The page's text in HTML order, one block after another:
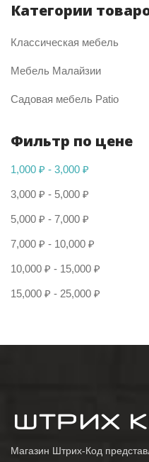
Категории
Классическая мебель
Мебель Малайзии
Садовая мебель Patio
Фильтр по цене
1,000 ₽ - 3,000 ₽
3,000 ₽ - 5,000 ₽
5,000 ₽ - 7,000 ₽
7,000 ₽ - 10,000 ₽
10,000 ₽ - 15,000 ₽
15,000 ₽ - 25,000 ₽
Магазин Штрих-Код